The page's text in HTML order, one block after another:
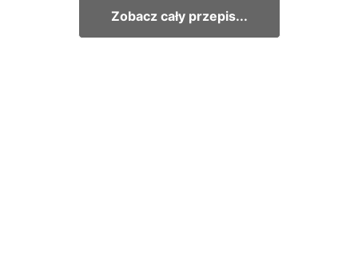
Zobacz cały przepis...